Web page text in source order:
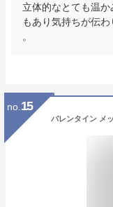
立体的なとても温
もあり気持ちが伝
。
no. 15